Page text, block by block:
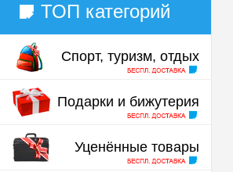
ТОП категорий
Спорт, туризм, отдых
Подарки и бижутерия
Уценённые товары